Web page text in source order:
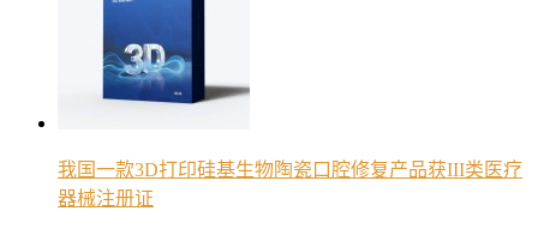
我国一款3D打印硅基生物陶瓷口腔修复产品获III类医疗
器械注册证